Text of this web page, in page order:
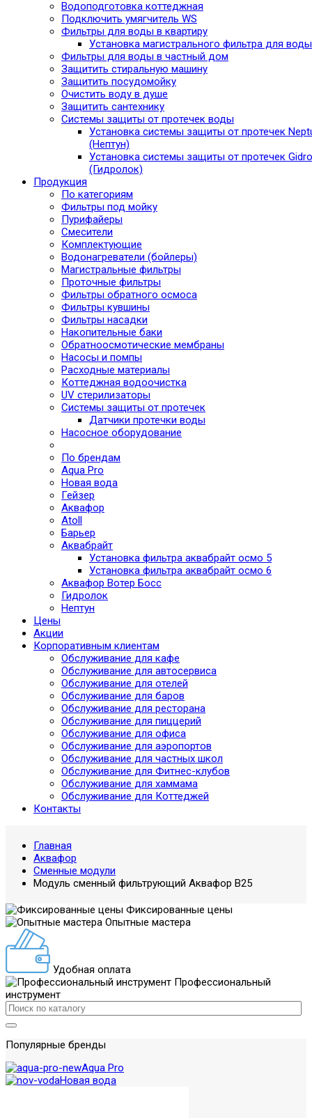
Водоподготовка коттеджная
Подключить умягчитель WS
Фильтры для воды в квартиру
Установка магистрального фильтра для воды
Фильтры для воды в частный дом
Защитить стиральную машину
Защитить посудомойку
Очистить воду в душе
Защитить сантехнику
Системы защиты от протечек воды
Установка системы защиты от протечек
(Нептун)
Установка системы защиты от протечек
(Гидролок)
Продукция
По категориям
Фильтры под мойку
Пурифайеры
Смесители
Комплектующие
Водонагреватели (бойлеры)
Магистральные фильтры
Проточные фильтры
Фильтры обратного осмоса
Фильтры кувшины
Фильтры насадки
Накопительные баки
Обратноосмотические мембраны
Насосы и помпы
Расходные материалы
Коттеджная водоочистка
UV стерилизаторы
Системы защиты от протечек
Датчики протечки воды
Насосное оборудование
По брендам
Aqua Pro
Новая вода
Гейзер
Аквафор
Atoll
Барьер
Аквабрайт
Установка фильтра аквабрайт осмо 5
Установка фильтра аквабрайт осмо 6
Аквафор Вотер Босс
Гидролок
Нептун
Цены
Акции
Корпоративным клиентам
Обслуживание для кафе
Обслуживание для автосервиса
Обслуживание для отелей
Обслуживание для баров
Обслуживание для ресторана
Обслуживание для пиццерий
Обслуживание для офиса
Обслуживание для аэропортов
Обслуживание для частных школ
Обслуживание для Фитнес-клубов
Обслуживание для хаммама
Обслуживание для Коттеджей
Контакты
Главная
Аквафор
Сменные модули
Модуль сменный фильтрующий Аквафор В25
Фиксированные цены
Опытные мастера
Удобная оплата
Профессиональный
инструмент
Популярные бренды
Aqua Pro
Новая вода